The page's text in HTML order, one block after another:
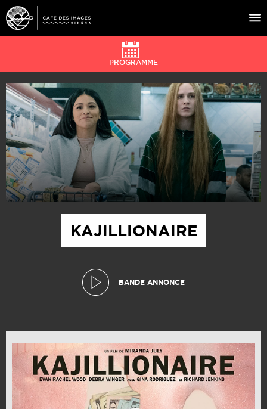
À L’AFFICHE
ÉVÉNEMENTS
CAFÉ DU CINÉ
PRATIQUE
ÉDUCATION AUX IMAGES
KAJILLIONAIRE
BANDE ANNONCE
PROGRAMME